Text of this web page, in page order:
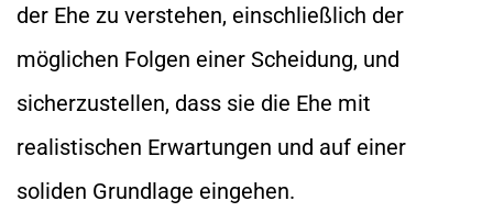
der Ehe zu verstehen, einschließlich der
möglichen Folgen einer Scheidung, und
sicherzustellen, dass sie die Ehe mit
realistischen Erwartungen und auf einer
soliden Grundlage eingehen.